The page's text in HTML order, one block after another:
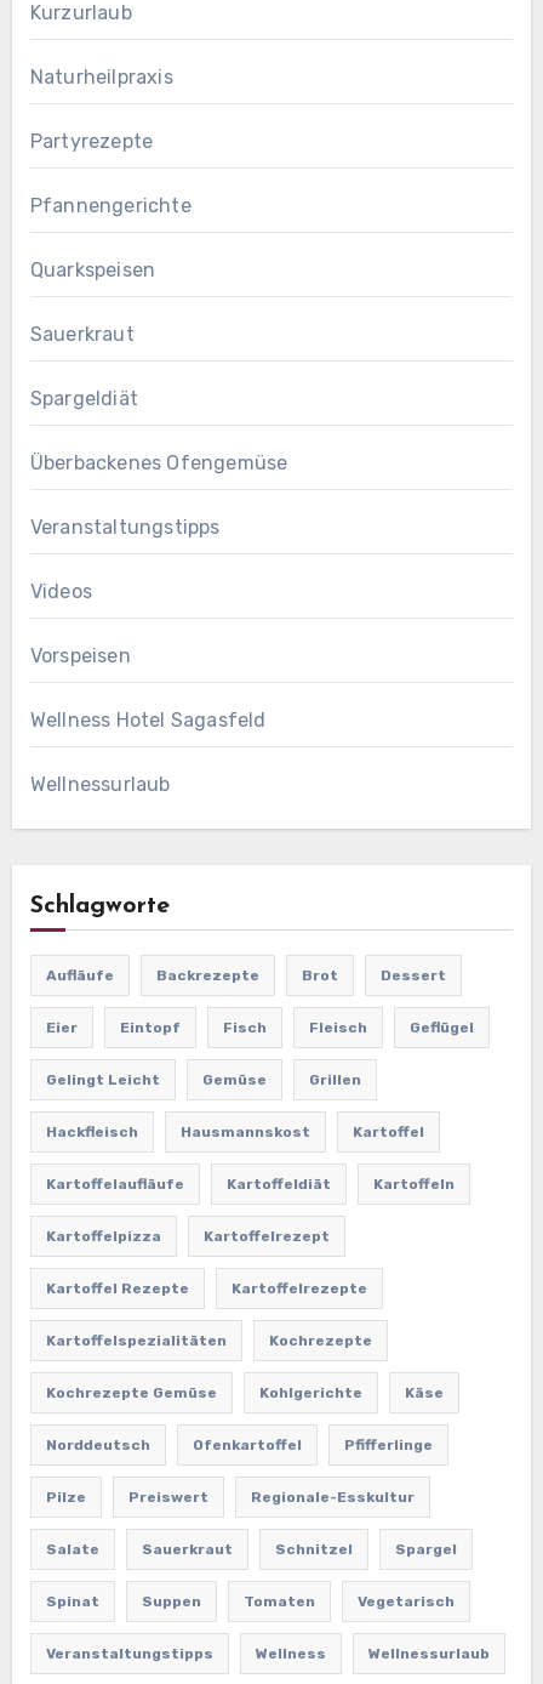
Kurzurlaub
Naturheilpraxis
Partyrezepte
Pfannengerichte
Quarkspeisen
Sauerkraut
Spargeldiät
Überbackenes Ofengemüse
Veranstaltungstipps
Videos
Vorspeisen
Wellness Hotel Sagasfeld
Wellnessurlaub
Schlagworte
Aufläufe Backrezepte Brot Dessert
Eier Eintopf Fisch Fleisch Geflügel
Gelingt Leicht Gemüse Grillen
Hackfleisch Hausmannskost Kartoffel
Kartoffelaufläufe Kartoffeldiät Kartoffeln
Kartoffelpizza Kartoffelrezept
Kartoffel Rezepte Kartoffelrezepte
Kartoffelspezialitäten Kochrezepte
Kochrezepte Gemüse Kohlgerichte Käse
Norddeutsch Ofenkartoffel Pfifferlinge
Pilze Preiswert Regionale-Esskultur
Salate Sauerkraut Schnitzel Spargel
Spinat Suppen Tomaten Vegetarisch
Veranstaltungstipps Wellness Wellnessurlaub